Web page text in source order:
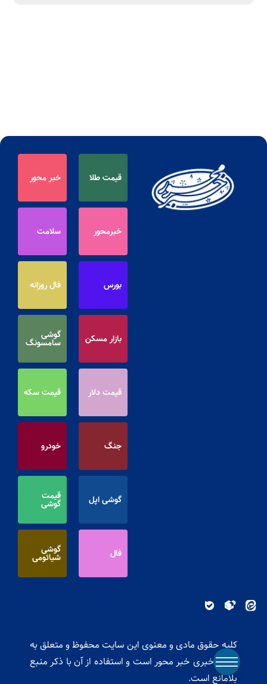
قیمت طلا خبر محور
خبرمحور سلامت
بورس فال روزانه
بازار مسکن گوشی
سامسونگ
قیمت دلار قیمت سکه
جنگ خودرو
گوشی اپل قیمت
گوشی
فال گوشی
شیائومی
کلیه حقوق مادی و معنوی این سایت محفوظ و متعلق به
پایگاه خبری خبر محور است و استفاده از آن با ذکر منبع
بلامانع است.